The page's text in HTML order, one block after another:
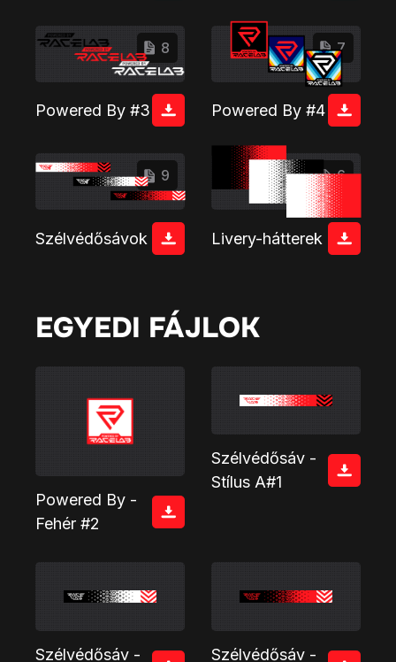
8
Powered By #3
7
Powered By #4
9
Szélvédősávok
6
Livery-hátterek
EGYEDI FÁJLOK
Powered By -
Fehér #2
Szélvédősáv -
Stílus A#1
Szélvédősáv -
Szélvédősáv -